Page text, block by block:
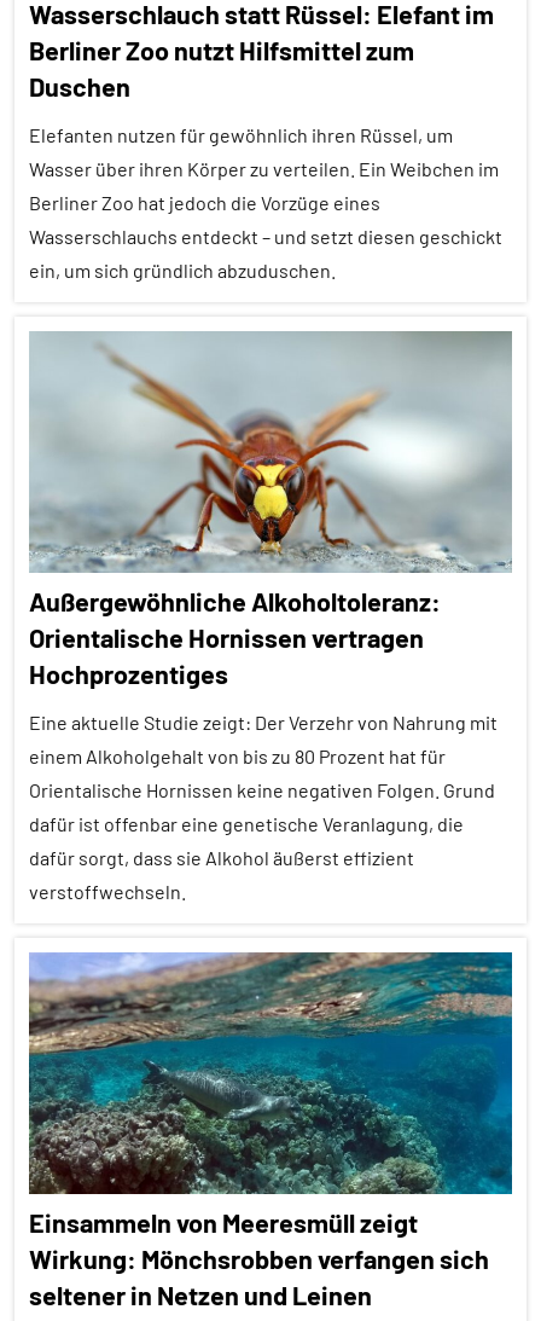
Forschung
aktuell
In
aller
Kürze
Säugetiere
Wirbeltiere
Wasserschlauch statt Rüssel: Elefant im
Berliner Zoo nutzt Hilfsmittel zum
Duschen
Elefanten nutzen für gewöhnlich ihren Rüssel, um
Wasser über ihren Körper zu verteilen. Ein Weibchen im
Berliner Zoo hat jedoch die Vorzüge eines
Wasserschlauchs entdeckt – und setzt diesen geschickt
ein, um sich gründlich abzuduschen.
Tiergruppen
Forschung
aktuell
In
aller
Körperpflege
Lernen
und
Kognition
Säugetiere
Außergewöhnliche Alkoholtoleranz:
Orientalische Hornissen vertragen
Hochprozentiges
Eine aktuelle Studie zeigt: Der Verzehr von Nahrung mit
einem Alkoholgehalt von bis zu 80 Prozent hat für
Orientalische Hornissen keine negativen Folgen. Grund
dafür ist offenbar eine genetische Veranlagung, die
dafür sorgt, dass sie Alkohol äußerst effizient
verstoffwechseln.
Artikel
Alle
Themen
Alle
Tiergruppen
Ernährung
Forschung
aktuell
In
Einsammeln von Meeresmüll zeigt
Wirkung: Mönchsrobben verfangen sich
seltener in Netzen und Leinen